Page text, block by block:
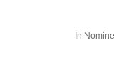
In